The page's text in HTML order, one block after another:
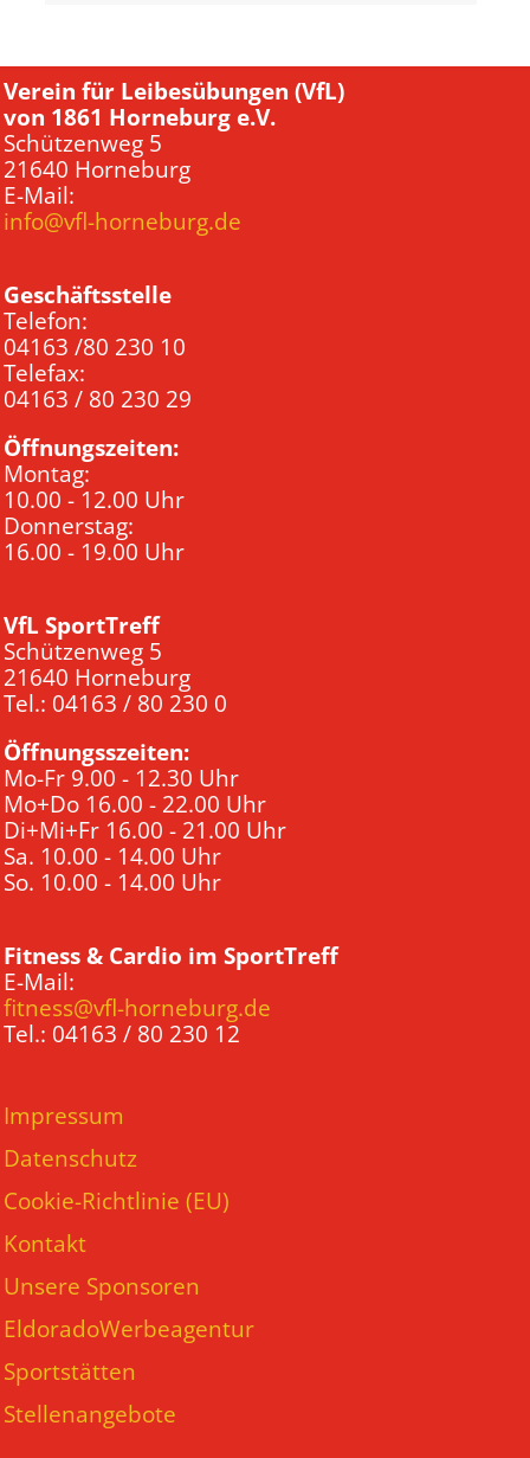
Verein für Leibesübungen (VfL)
von 1861 Horneburg e.V.
Schützenweg 5
21640 Horneburg
E-Mail:
info@vfl-horneburg.de
Geschäftsstelle
Telefon:
04163 /80 230 10
Telefax:
04163 / 80 230 29
Öffnungszeiten:
Montag:
10.00 - 12.00 Uhr
Donnerstag:
16.00 - 19.00 Uhr
VfL SportTreff
Schützenweg 5
21640 Horneburg
Tel.: 04163 / 80 230 0
Öffnungsszeiten:
Mo-Fr 9.00 - 12.30 Uhr
Mo+Do 16.00 - 22.00 Uhr
Di+Mi+Fr 16.00 - 21.00 Uhr
Sa. 10.00 - 14.00 Uhr
So. 10.00 - 14.00 Uhr
Fitness & Cardio im SportTreff
E-Mail:
fitness@vfl-horneburg.de
Tel.: 04163 / 80 230 12
Impressum
Datenschutz
Cookie-Richtlinie (EU)
Kontakt
Unsere Sponsoren
EldoradoWerbeagentur
Sportstätten
Stellenangebote